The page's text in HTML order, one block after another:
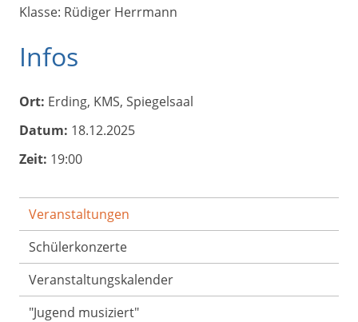
Veranstaltungen
Schülerkonzerte
Veranstaltungs­kalender
"Jugend musiziert"
Klasse: Rüdiger Herrmann
Infos
Ort: Erding, KMS, Spiegelsaal
Datum: 18.12.2025
Zeit: 19:00